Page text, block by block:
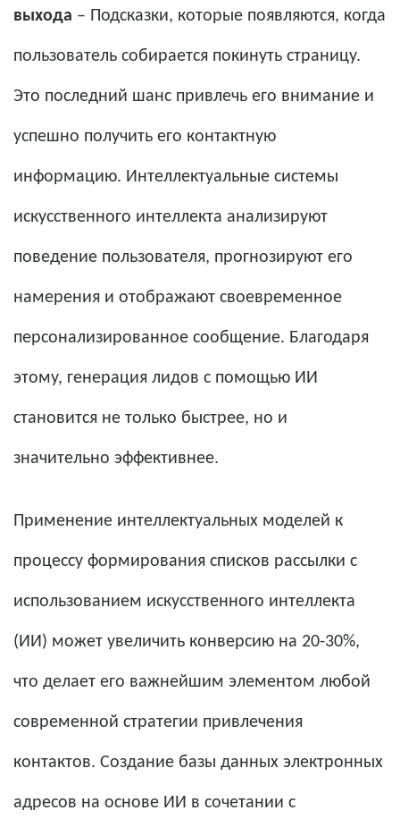
выхода – Подсказки, которые появляются, когда
пользователь собирается покинуть страницу.
Это последний шанс привлечь его внимание и
успешно получить его контактную
информацию. Интеллектуальные системы
искусственного интеллекта анализируют
поведение пользователя, прогнозируют его
намерения и отображают своевременное
персонализированное сообщение. Благодаря
этому, генерация лидов с помощью ИИ
становится не только быстрее, но и
значительно эффективнее.
Применение интеллектуальных моделей к
процессу формирования списков рассылки с
использованием искусственного интеллекта
(ИИ) может увеличить конверсию на 20-30%,
что делает его важнейшим элементом любой
современной стратегии привлечения
контактов. Создание базы данных электронных
адресов на основе ИИ в сочетании с